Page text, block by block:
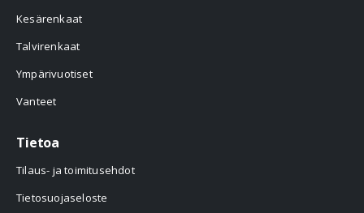
Kesärenkaat
Talvirenkaat
Ympärivuotiset
Vanteet
Tietoa
Tilaus- ja toimitusehdot
Tietosuojaseloste